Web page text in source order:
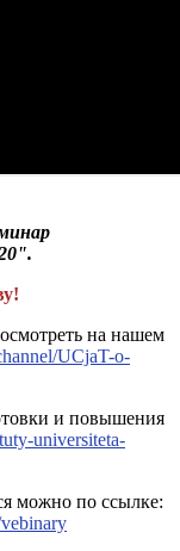
на нашем
UCjaT-o-
и повышения
universiteta-
можно по ссылке: